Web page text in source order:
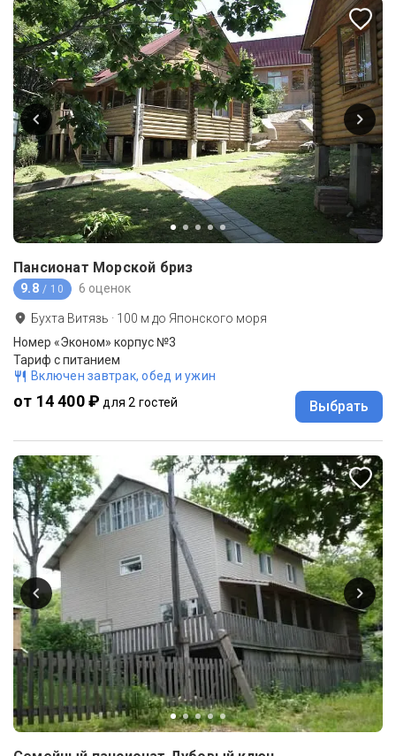
Пансионат Морской бриз
9.8 / 10 6 оценок
Бухта Витязь · 100 м до Японского моря
Номер «Эконом» корпус №3
Тариф с питанием
Включен завтрак, обед и ужин
от 14 400 ₽ для 2 гостей Выбрать